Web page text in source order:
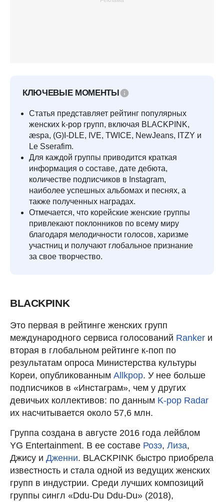
КЛЮЧЕВЫЕ МОМЕНТЫ
Статья представляет рейтинг популярных
женских k-pop групп, включая BLACKPINK,
æspa, (G)I-DLE, IVE, TWICE, NewJeans, ITZY и
Le Sserafim.
Для каждой группы приводится краткая
информация о составе, дате дебюта,
количестве подписчиков в Instagram,
наиболее успешных альбомах и песнях, а
также полученных наградах.
Отмечается, что корейские женские группы
привлекают поклонников по всему миру
благодаря мелодичности голосов, харизме
участниц и получают глобальное признание
за свое творчество.
BLACKPINK
Это первая в рейтинге женских групп
международного сервиса голосований Ranker и
вторая в глобальном рейтинге к-поп по
результатам опроса Министерства культуры
Кореи, опубликованным Allkpop. У нее больше
подписчиков в «Инстаграм», чем у других
девичьих коллективов: по данным K-pop Radar
их насчитывается около 57,6 млн.
Группа создана в августе 2016 года лейблом
YG Entertainment. В ее составе Розэ, Лиза,
Джису и Дженни. BLACKPINK быстро приобрела
известность и стала одной из ведущих женских
групп в индустрии. Среди лучших композиций
группы сингл «Ddu-Du Ddu-Du» (2018),